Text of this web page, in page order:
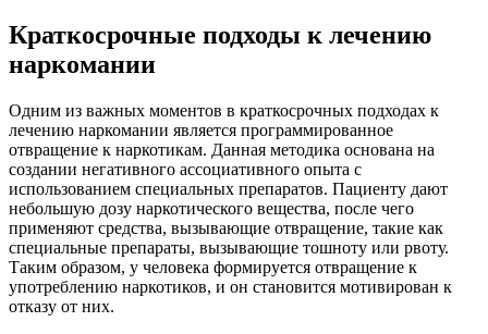
Краткосрочные подходы к лечению
наркомании
Одним из важных моментов в краткосрочных подходах к
лечению наркомании является программированное
отвращение к наркотикам. Данная методика основана на
создании негативного ассоциативного опыта с
использованием специальных препаратов. Пациенту дают
небольшую дозу наркотического вещества, после чего
применяют средства, вызывающие отвращение, такие как
специальные препараты, вызывающие тошноту или рвоту.
Таким образом, у человека формируется отвращение к
употреблению наркотиков, и он становится мотивирован к
отказу от них.